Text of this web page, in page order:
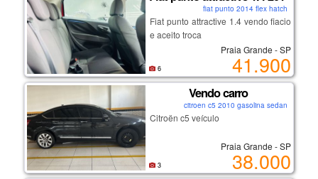
fiat punto 2014 flex hatch
Fiat punto attractive 1.4 vendo fiacio
e aceito troca
Praia Grande - SP
41.900
6
Vendo carro
citroen c5 2010 gasolina sedan
Citroën c5 veículo
Praia Grande - SP
38.000
3